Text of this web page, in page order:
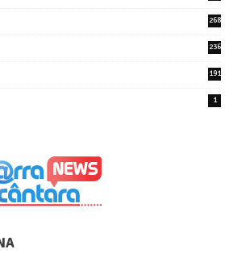
268
236
191
1